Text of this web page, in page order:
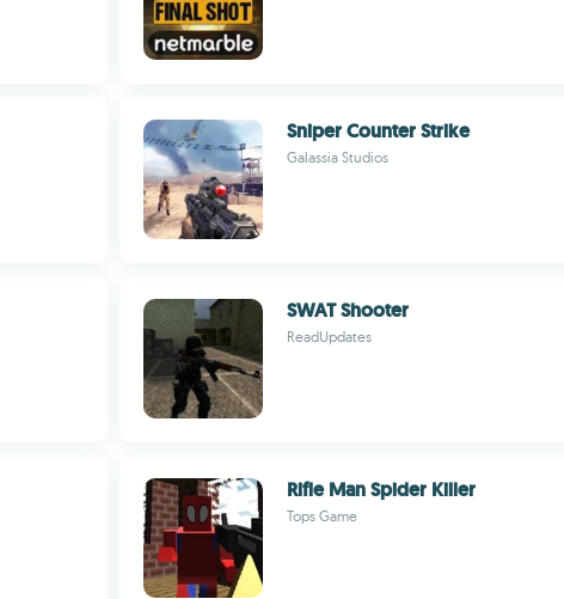
Sniper Counter Strike
Galassia Studios
SWAT Shooter
ReadUpdates
Rifle Man Spider Killer
Tops Game